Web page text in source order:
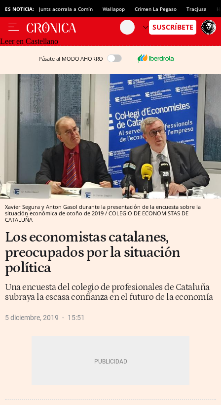
ES NOTICIA: Junts acorrala a Comín Wallapop Crimen La Pegaso Tracjusa
Leer en Castellano
Pásate al MODO AHORRO
Xavier Segura y Anton Gasol durante la presentación de la encuesta sobre la
situación económica de otoño de 2019 / COLEGIO DE ECONOMISTAS DE
CATALUÑA
Los economistas catalanes,
preocupados por la situación
política
Una encuesta del colegio de profesionales de Cataluña
subraya la escasa confianza en el futuro de la economía
5 diciembre, 2019 15:51